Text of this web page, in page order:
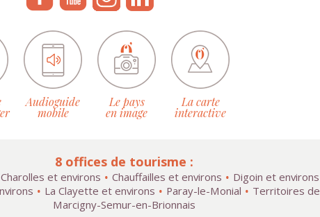
Audioguide
mobile
Le pays
en image
La carte
interactive
8 offices de tourisme :
Charolles et environs Chauffailles et environs
Digoin et environs
La Clayette et environs Paray-le-Monial
Territoires de
Marcigny-Semur-en-Brionnais